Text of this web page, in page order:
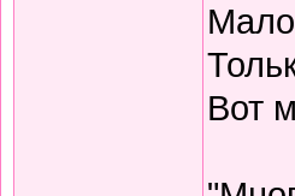
Мало
Вот